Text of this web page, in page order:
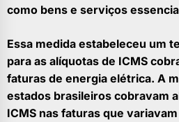
como bens e serviços
Essa medida estabeleceu um
para as alíquotas de ICMS
faturas de energia elétrica. A
estados brasileiros cobravam
ICMS nas faturas que